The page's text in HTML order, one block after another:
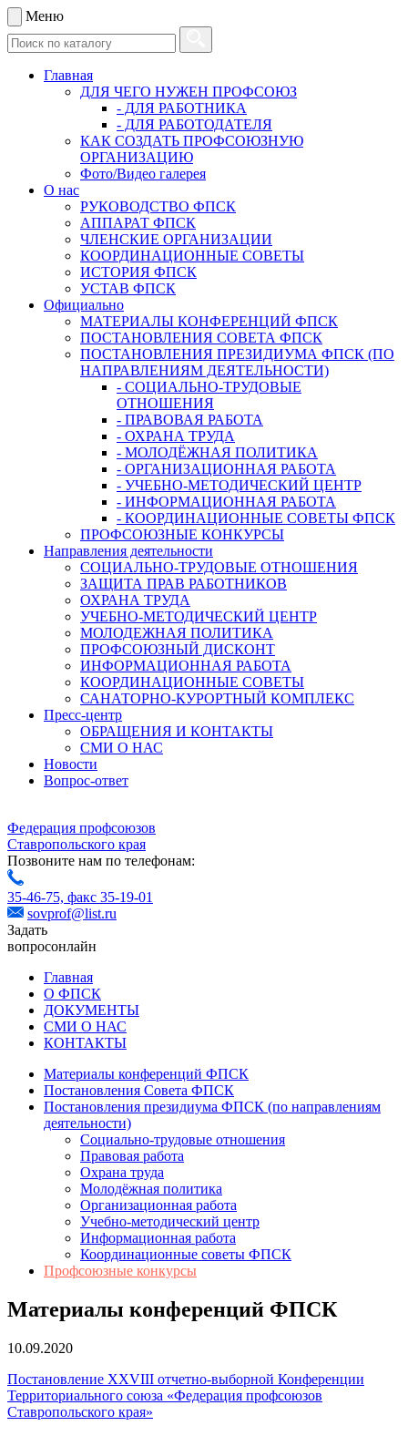
Меню
Главная
ДЛЯ ЧЕГО НУЖЕН ПРОФСОЮЗ
- ДЛЯ РАБОТНИКА
- ДЛЯ РАБОТОДАТЕЛЯ
КАК СОЗДАТЬ ПРОФСОЮЗНУЮ
ОРГАНИЗАЦИЮ
Фото/Видео галерея
О нас
РУКОВОДСТВО ФПСК
АППАРАТ ФПСК
ЧЛЕНСКИЕ ОРГАНИЗАЦИИ
КООРДИНАЦИОННЫЕ СОВЕТЫ
ИСТОРИЯ ФПСК
УСТАВ ФПСК
Официально
МАТЕРИАЛЫ КОНФЕРЕНЦИЙ ФПСК
ПОСТАНОВЛЕНИЯ СОВЕТА ФПСК
ПОСТАНОВЛЕНИЯ ПРЕЗИДИУМА ФПСК (ПО
НАПРАВЛЕНИЯМ ДЕЯТЕЛЬНОСТИ)
- СОЦИАЛЬНО-ТРУДОВЫЕ
ОТНОШЕНИЯ
- ПРАВОВАЯ РАБОТА
- ОХРАНА ТРУДА
- МОЛОДЁЖНАЯ ПОЛИТИКА
- ОРГАНИЗАЦИОННАЯ РАБОТА
- УЧЕБНО-МЕТОДИЧЕСКИЙ ЦЕНТР
- ИНФОРМАЦИОННАЯ РАБОТА
- КООРДИНАЦИОННЫЕ СОВЕТЫ ФПСК
ПРОФСОЮЗНЫЕ КОНКУРСЫ
Направления деятельности
СОЦИАЛЬНО-ТРУДОВЫЕ ОТНОШЕНИЯ
ЗАЩИТА ПРАВ РАБОТНИКОВ
ОХРАНА ТРУДА
УЧЕБНО-МЕТОДИЧЕСКИЙ ЦЕНТР
МОЛОДЕЖНАЯ ПОЛИТИКА
ПРОФСОЮЗНЫЙ ДИСКОНТ
ИНФОРМАЦИОННАЯ РАБОТА
КООРДИНАЦИОННЫЕ СОВЕТЫ
САНАТОРНО-КУРОРТНЫЙ КОМПЛЕКС
Пресс-центр
ОБРАЩЕНИЯ И КОНТАКТЫ
СМИ О НАС
Новости
Вопрос-ответ
Федерация профсоюзов
Ставропольского края
Позвоните нам по телефонам:
35-46-75, факс 35-19-01
sovprof@list.ru
Задать
вопросонлайн
Главная
О ФПСК
ДОКУМЕНТЫ
СМИ О НАС
КОНТАКТЫ
Материалы конференций ФПСК
Постановления Совета ФПСК
Постановления президиума ФПСК (по направлениям
деятельности)
Социально-трудовые отношения
Правовая работа
Охрана труда
Молодёжная политика
Организационная работа
Учебно-методический центр
Информационная работа
Координационные советы ФПСК
Профсоюзные конкурсы
Материалы конференций ФПСК
10.09.2020
Постановление XXVIII отчетно-выборной Конференции
Территориального союза «Федерация профсоюзов
Ставропольского края»